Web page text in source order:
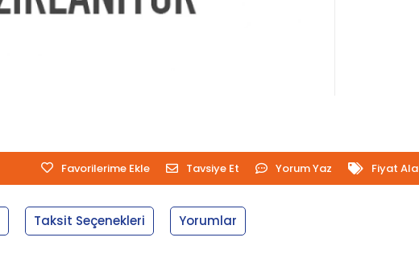
Favorilerime Ekle Tavsiye Et Yorum Yaz Fiyat
Taksit Seçenekleri Yorumlar